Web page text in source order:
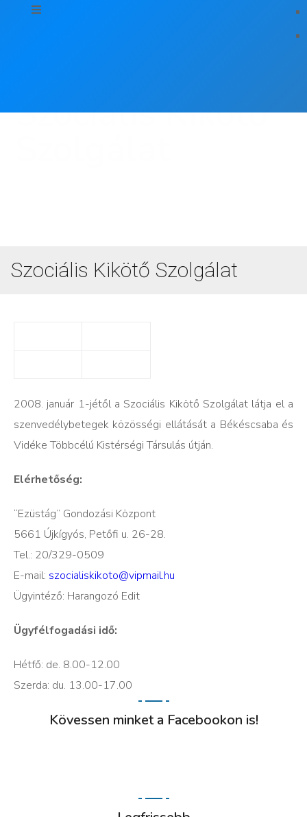
Szociális Kikötő
Szociális Kikötő Szolgálat
2008. január 1-jétől a Szociális Kikötő Szolgálat látja el a
szenvedélybetegek közösségi ellátását a Békéscsaba és
Vidéke Többcélú Kistérségi Társulás útján.
Elérhetőség:
“Ezüstág” Gondozási Központ
5661 Újkígyós, Petőfi u. 26-28.
Tel.: 20/329-0509
E-mail: szocialiskikoto@vipmail.hu
Ügyintéző: Harangozó Edit
Ügyfélfogadási idő:
Hétfő: de. 8.00-12.00
Szerda: du. 13.00-17.00
Kövessen minket a Facebookon is!